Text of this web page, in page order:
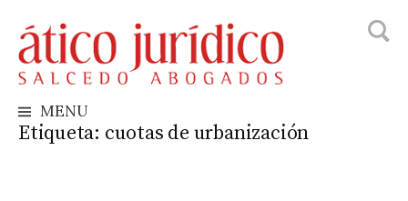
to
content
MENU
Etiqueta: cuotas de urbanización